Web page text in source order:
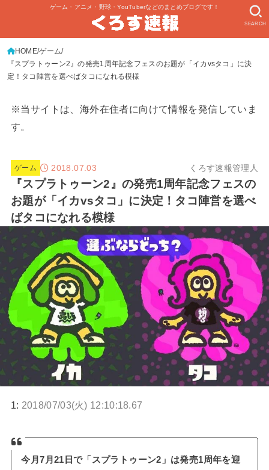
ゲーム・アニメ・野球・YouTuberなどのまとめブログです！
SEARCH
HOME ゲーム
『スプラトゥーン2』の発売1周年記念フェスのお題が「イカvsタコ」に決
定！タコ陣営を選べばタコになれる模様
※当サイトは、海外在住者に向けて情報を発信していま
す。
ゲーム 2018.07.03 くろす速報管理人
『スプラトゥーン2』の発売1周年記念フェスの
お題が「イカvsタコ」に決定！タコ陣営を選べ
ばタコになれる模様
1: 2018/07/03(火) 12:10:18.67
今月7月21日で「スプラトゥーン2」は発売1周年を迎